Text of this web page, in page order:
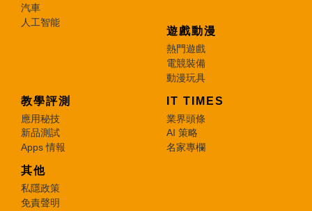
汽車
人工智能
遊戲動漫
熱門遊戲
電競裝備
動漫玩具
教學評測
應用秘技
新品測試
Apps 情報
IT TIMES
業界頭條
AI 策略
名家專欄
其他
私隱政策
免責聲明